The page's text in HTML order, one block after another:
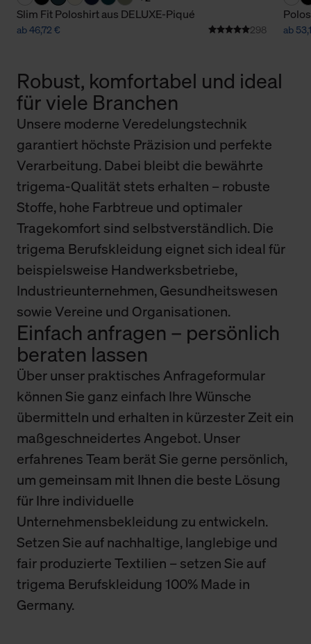
Slim Fit Poloshirt aus DELUXE-Piqué
ab 46,72 € 298 ab
Robust, komfortabel und ideal
für viele Branchen
Unsere moderne Veredelungstechnik
garantiert höchste Präzision und perfekte
Verarbeitung. Dabei bleibt die bewährte
trigema-Qualität stets erhalten – robuste
Stoffe, hohe Farbtreue und optimaler
Tragekomfort sind selbstverständlich. Die
trigema Berufskleidung eignet sich ideal für
beispielsweise Handwerksbetriebe,
Industrieunternehmen, Gesundheitswesen
sowie Vereine und Organisationen.
Einfach anfragen – persönlich
beraten lassen
Über unser praktisches Anfrageformular
können Sie ganz einfach Ihre Wünsche
übermitteln und erhalten in kürzester Zeit ein
maßgeschneidertes Angebot. Unser
erfahrenes Team berät Sie gerne persönlich,
um gemeinsam mit Ihnen die beste Lösung
für Ihre individuelle
Unternehmensbekleidung zu entwickeln.
Setzen Sie auf nachhaltige, langlebige und
fair produzierte Textilien – setzen Sie auf
trigema Berufskleidung 100% Made in
Germany.